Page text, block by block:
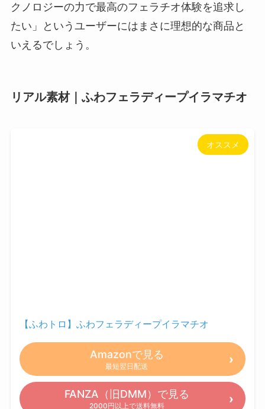
クノロジーの力で最高のフェラチオ体験を追求し
たい」というユーザーにはまさに理想的な商品と
いえるでしょう。
リアル素材｜ふわフェラディープイラマチオ
オススメ
【ふわトロ】ふわフェラディープイラマチオ
Amazonで見る
最短翌日配送
FANZA（旧DMM）で見る
2000円以上で送料無料